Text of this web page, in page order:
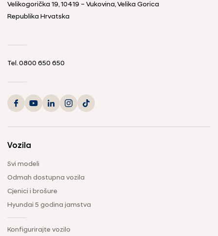
Velikogorička 19, 10419 – Vukovina, Velika Gorica
Republika Hrvatska
Tel. 0800 650 650
Vozila
Svi modeli
Odmah dostupna vozila
Cjenici i brošure
Hyundai 5 godina jamstva
Konfigurirajte vozilo